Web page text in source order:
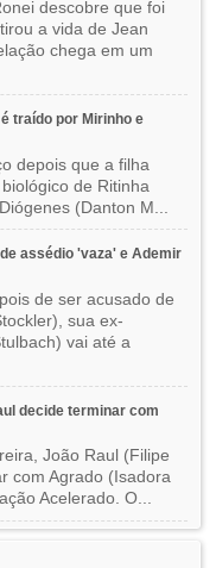
descobre que foi
a vida de Jean
chega em um
traído por Mirinho e
depois que a filha
de Ritinha
(Danton M...
assédio 'vaza' e Ademir
de ser acusado de
sua ex-
vai até a
decide terminar com
João Raul (Filipe
com Agrado (Isadora
Acelerado. O...